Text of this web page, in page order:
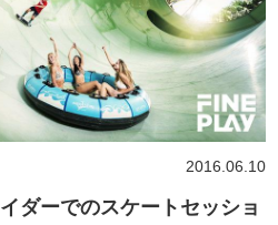
ダーでのスケートセッショ
2016.06.10